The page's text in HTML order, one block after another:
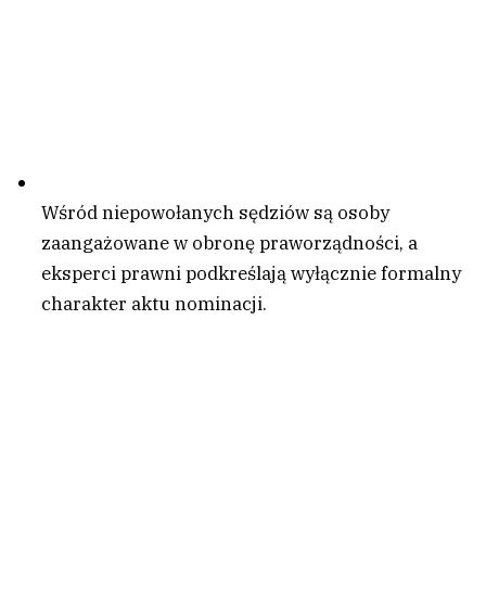
Wśród niepowołanych sędziów są osoby
zaangażowane w obronę praworządności, a
eksperci prawni podkreślają wyłącznie formalny
charakter aktu nominacji.